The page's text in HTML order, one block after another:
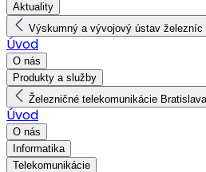
Aktuality
Výskumný a vývojový ústav železníc
Úvod
O nás
Produkty a služby
Železničné telekomunikácie Bratislava
Úvod
O nás
Informatika
Telekomunikácie